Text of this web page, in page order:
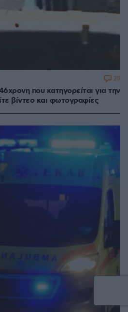
που κατηγορείται για την
βίντεο και φωτογραφίες
25